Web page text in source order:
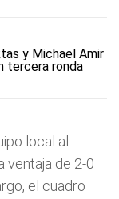
y Michael Amir
tercera ronda
local al
ventaja de 2-0
el cuadro